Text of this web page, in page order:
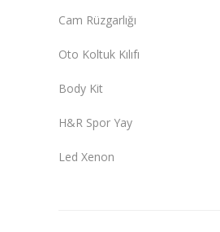
Cam Rüzgarlığı
Oto Koltuk Kılıfı
Body Kit
H&R Spor Yay
Led Xenon